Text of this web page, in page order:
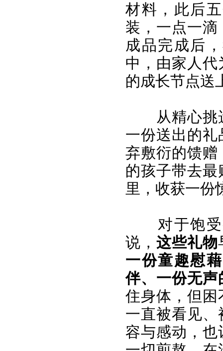
材料，此后
装，一点一
成品完成后
中，由家人
的成长节点送
从精心
一份送出的
弃敷衍的馈
的孩子带去
里，收获一份
对于饱
说，这些礼物
一份童趣慰
伴、一份无声
住身体，但
一直被看见
容与感动，